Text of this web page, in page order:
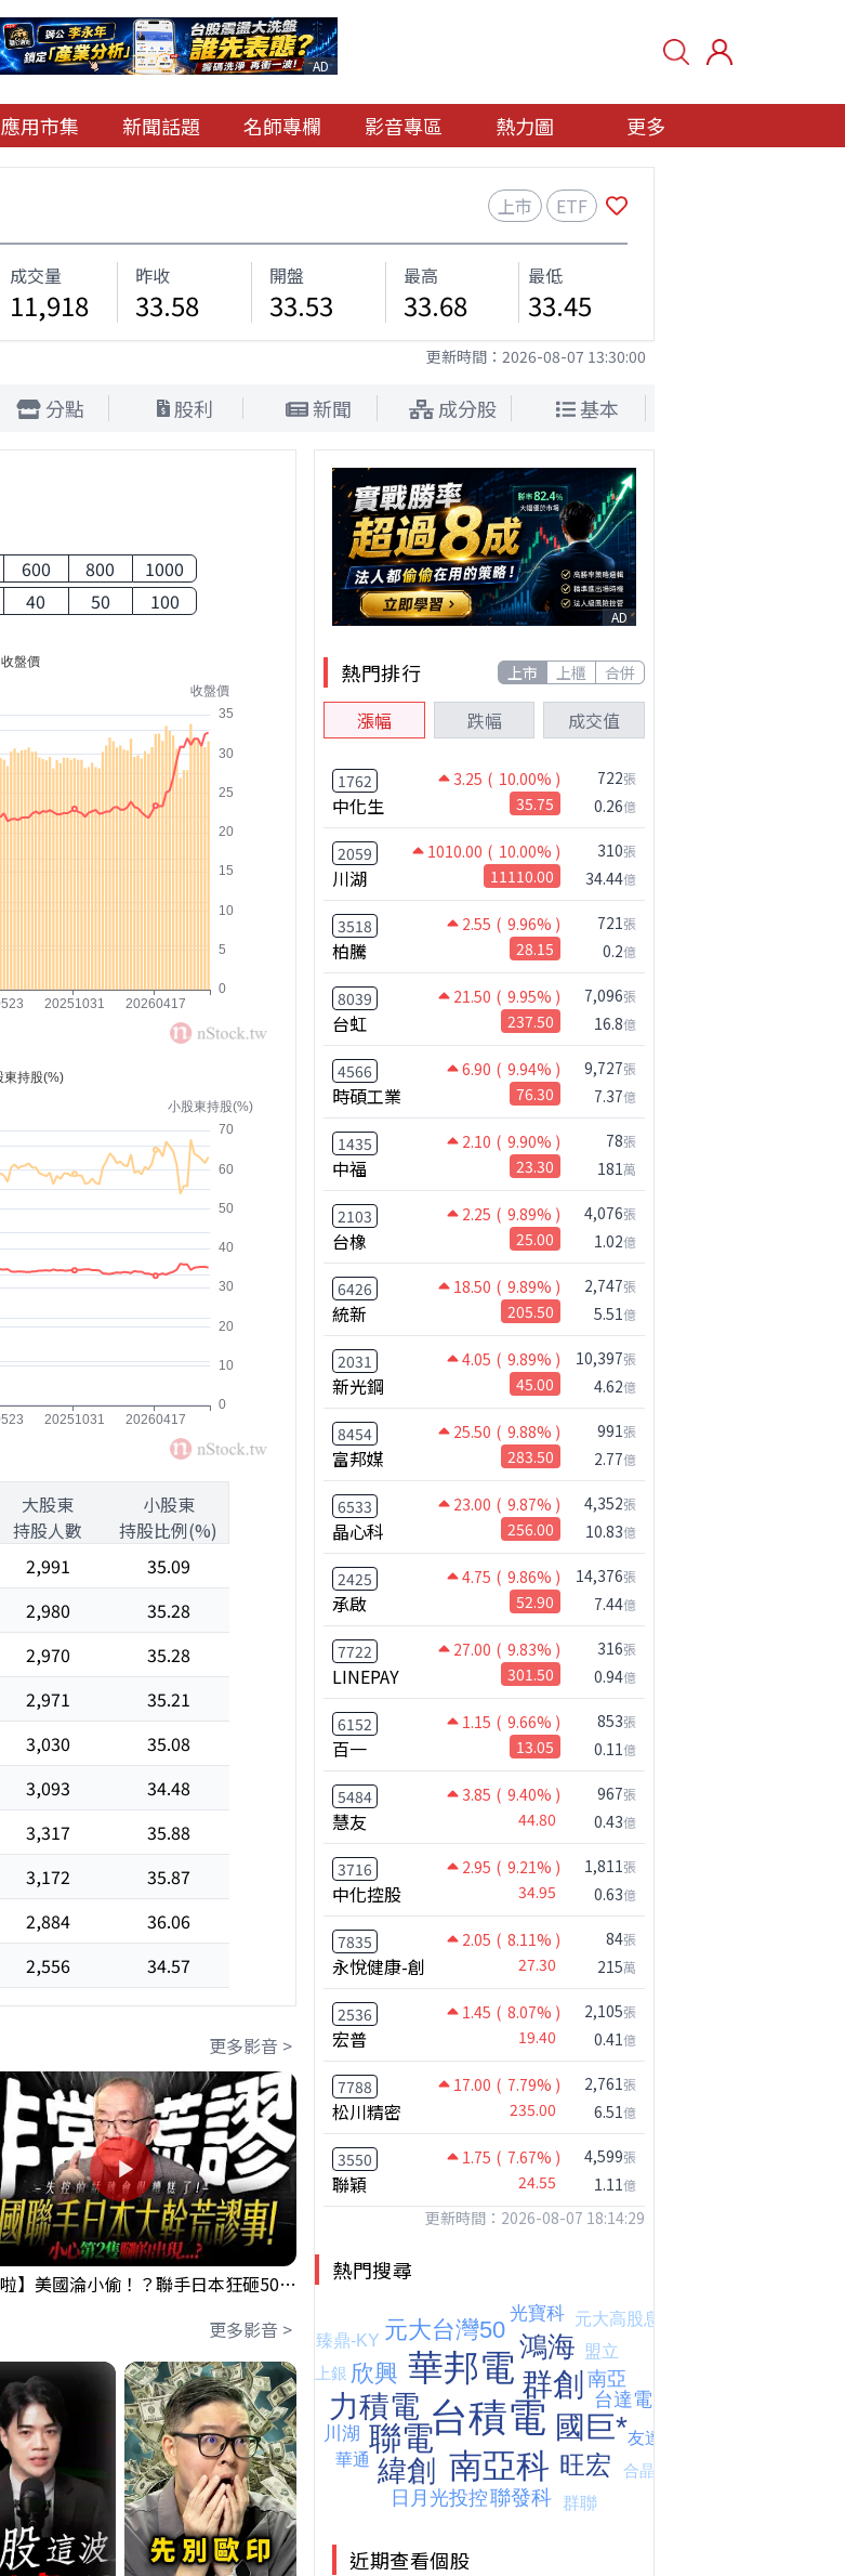
AD
應用市集 新聞話題 名師專欄 影音專區 熱力圖 更多
上市 ETF
成交量
11,918
昨收
33.58
開盤
33.53
最高
33.68
最低
33.45
更新時間： 2026-08-07 13:30:00
分點 股利 新聞 成分股 基本
600 800 1000
40 50 100
大股東
持股人數
小股東
持股比例(%)
2,991
35.09
2,980
35.28
2,970
35.28
2,971
35.21
3,030
35.08
3,093
34.48
3,317
35.88
3,172
35.87
2,884
36.06
2,556 34.57
更多影音 >
【出事啦】美國淪小偷！？聯手日本狂砸50億幹荒謬事！美元急殺黃金噴發，外資準備血洗台股！？｜ Mr.永年 李｜ 盤後講股 Mr.永年 李 2026 / 08 / 06
更多影音 >
AD
熱門排行 上市 上櫃 合併
漲幅 跌幅 成交值
1762 3.25 ( 10.00% )
中化生 35.75
722張
0.26億
2059 1010.00 ( 10.00% )
川湖 11110.00
310張
34.44億
3518 2.55 ( 9.96% )
柏騰 28.15
721張
0.2億
8039 21.50 ( 9.95% )
台虹 237.50
7,096張
16.8億
4566 6.90 ( 9.94% )
時碩工業 76.30
9,727張
7.37億
1435 2.10 ( 9.90% )
中福 23.30
78張
181萬
2103 2.25 ( 9.89% )
台橡 25.00
4,076張
1.02億
6426 18.50 ( 9.89% )
統新 205.50
2,747張
5.51億
2031 4.05 ( 9.89% )
新光鋼 45.00
10,397張
4.62億
8454 25.50 ( 9.88% )
富邦媒 283.50
991張
2.77億
6533 23.00 ( 9.87% )
晶心科 256.00
4,352張
10.83億
2425 4.75 ( 9.86% )
承啟 52.90
14,376張
7.44億
7722 27.00 ( 9.83% )
LINEPAY 301.50
316張
0.94億
6152 1.15 ( 9.66% )
百一 13.05
853張
0.11億
5484 3.85 ( 9.40% )
慧友 44.80
967張
0.43億
3716 2.95 ( 9.21% )
中化控股 34.95
1,811張
0.63億
7835 2.05 ( 8.11% )
永悅健康-創 27.30
84張
215萬
2536 1.45 ( 8.07% )
宏普 19.40
2,105張
0.41億
7788 17.00 ( 7.79% )
松川精密 235.00
2,761張
6.51億
3550 1.75 ( 7.67% )
聯穎 24.55
4,599張
1.11億
更新時間：2026-08-07 18:14:29
熱門搜尋
近期查看個股